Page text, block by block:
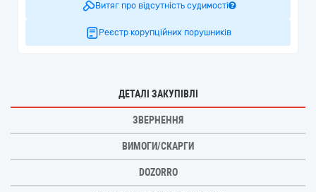
Витяг про відсутність судимості
Реєстр корупційних порушників
ДЕТАЛІ ЗАКУПІВЛІ
ЗВЕРНЕННЯ
ВИМОГИ/СКАРГИ
DOZORRO